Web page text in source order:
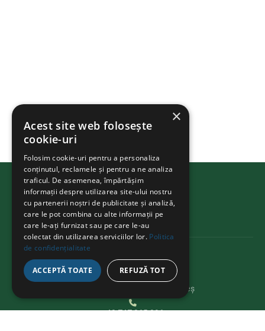
BIKEATHON.ms
KAPCSOLAT
Str. Avram Iancu 37, Târgu Mureș
+40 747 865 096
×
Acest site web folosește
cookie-uri
Folosim cookie-uri pentru a personaliza
conținutul, reclamele și pentru a ne analiza
traficul. De asemenea, împărtășim
informații despre utilizarea site-ului nostru
cu partenerii noștri de publicitate și analiză,
care le pot combina cu alte informații pe
care le-ați furnizat sau pe care le-au
colectat din utilizarea serviciilor lor. Politica
de confidențialitate
ACCEPTĂ TOATE REFUZĂ TOT